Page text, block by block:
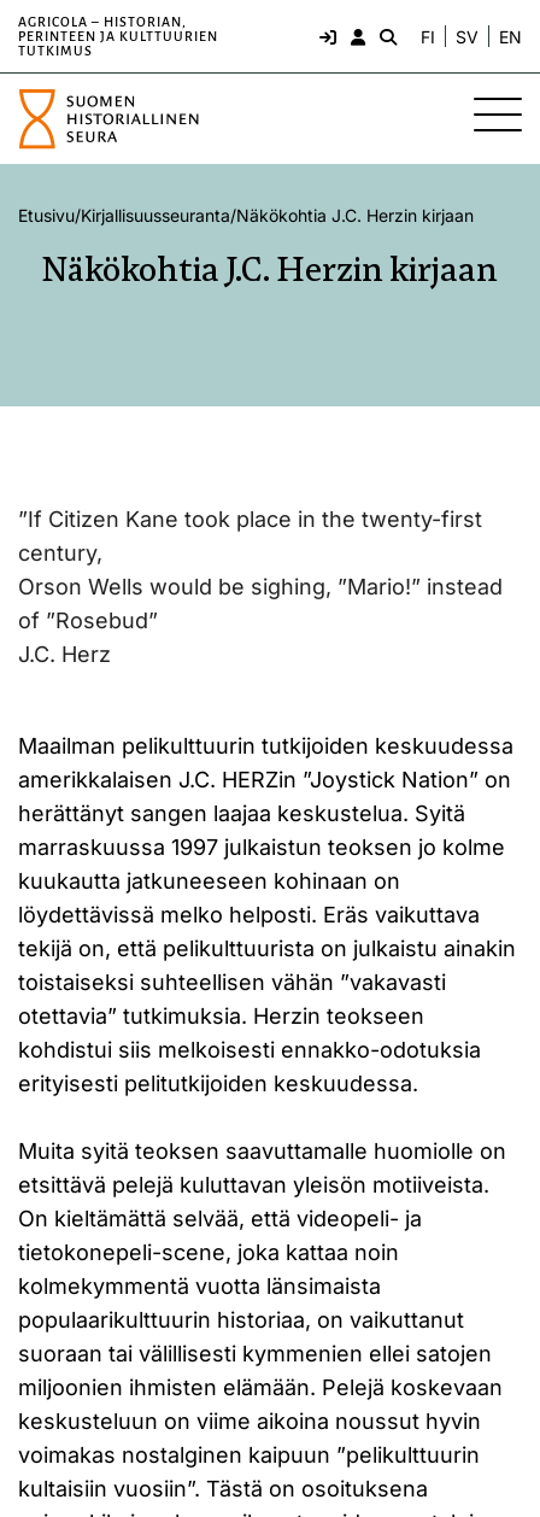
AGRICOLA – HISTORIAN,
PERINTEEN JA KULTTUURIEN
TUTKIMUS
FI SV EN
Etusivu/Kirjallisuusseuranta/Näkökohtia J.C. Herzin kirjaan
Näkökohtia J.C. Herzin kirjaan
”If Citizen Kane took place in the twenty-first
century,
Orson Wells would be sighing, ”Mario!” instead
of ”Rosebud”
J.C. Herz
Maailman pelikulttuurin tutkijoiden keskuudessa
amerikkalaisen J.C. HERZin ”Joystick Nation” on
herättänyt sangen laajaa keskustelua. Syitä
marraskuussa 1997 julkaistun teoksen jo kolme
kuukautta jatkuneeseen kohinaan on
löydettävissä melko helposti. Eräs vaikuttava
tekijä on, että pelikulttuurista on julkaistu ainakin
toistaiseksi suhteellisen vähän ”vakavasti
otettavia” tutkimuksia. Herzin teokseen
kohdistui siis melkoisesti ennakko-odotuksia
erityisesti pelitutkijoiden keskuudessa.
Muita syitä teoksen saavuttamalle huomiolle on
etsittävä pelejä kuluttavan yleisön motiiveista.
On kieltämättä selvää, että videopeli- ja
tietokonepeli-scene, joka kattaa noin
kolmekymmentä vuotta länsimaista
populaarikulttuurin historiaa, on vaikuttanut
suoraan tai välillisesti kymmenien ellei satojen
miljoonien ihmisten elämään. Pelejä koskevaan
keskusteluun on viime aikoina noussut hyvin
voimakas nostalginen kaipuun ”pelikulttuurin
kultaisiin vuosiin”. Tästä on osoituksena